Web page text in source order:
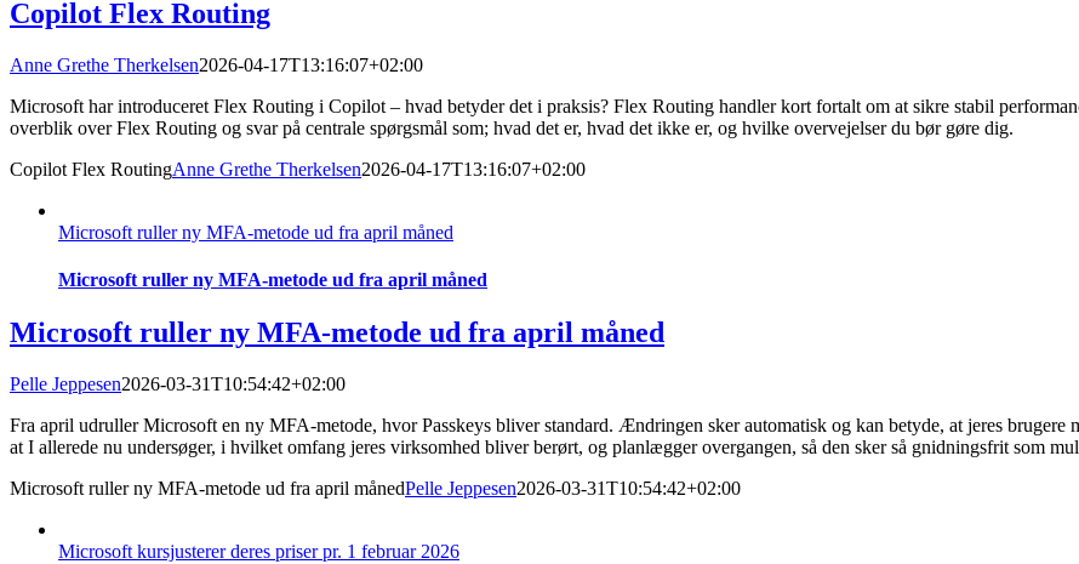
Copilot Flex Routing
Anne Grethe Therkelsen2026-04-17T13:16:07+02:00
Microsoft har introduceret Flex Routing i Copilot – hvad betyder det i praksis? Flex Routing handler kort fortalt om at sikre stabil
overblik over Flex Routing og svar på centrale spørgsmål som; hvad det er, hvad det ikke er, og hvilke overvejelser du bør gøre dig.
Copilot Flex RoutingAnne Grethe Therkelsen2026-04-17T13:16:07+02:00
Microsoft ruller ny MFA-metode ud fra april måned
Microsoft ruller ny MFA-metode ud fra april måned
Microsoft ruller ny MFA-metode ud fra april måned
Pelle Jeppesen2026-03-31T10:54:42+02:00
Fra april udruller Microsoft en ny MFA‑metode, hvor Passkeys bliver standard. Ændringen sker automatisk og kan betyde, at jeres
at I allerede nu undersøger, i hvilket omfang jeres virksomhed bliver berørt, og planlægger overgangen, så den sker så gnidningsfrit som
Microsoft ruller ny MFA-metode ud fra april månedPelle Jeppesen2026-03-31T10:54:42+02:00
Microsoft kursjusterer deres priser pr. 1 februar 2026